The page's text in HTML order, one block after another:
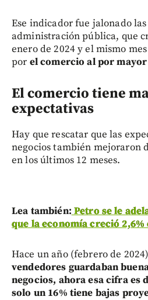
Ese indicador fue jalonado
administración pública, que
enero de 2024 y el mismo
por el comercio al por
El comercio tiene
expectativas
Hay que rescatar que las
negocios también mejoraron
en los últimos 12 meses.
Lea también: Petro se le
que la economía creció 2,6%
Hace un año (febrero de
vendedores guardaban
negocios, ahora esa cifra es
solo un 16% tiene bajas